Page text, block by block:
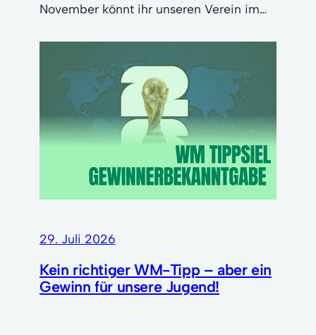
November könnt ihr unseren Verein im…
29. Juli 2026
Kein richtiger WM-Tipp – aber ein
Gewinn für unsere Jugend!